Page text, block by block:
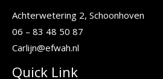
Achterwetering 2, Schoonhoven
06 – 83 48 50 87
Carlijn@efwah.nl
Quick Link